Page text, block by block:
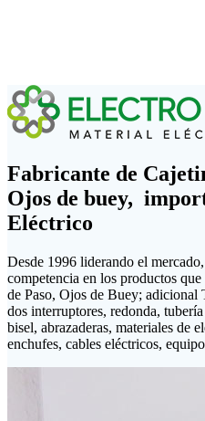
Fabricante de
Ojos de buey,
Eléctrico
Desde 1996 liderando el
competencia en los productos
de Paso, Ojos de Buey; adicional
dos interruptores, redonda,
bisel, abrazaderas, materiales de
enchufes, cables eléctricos,